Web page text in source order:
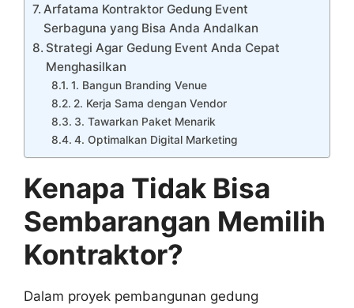
Arfatama Kontraktor Gedung Event
Serbaguna yang Bisa Anda Andalkan
Strategi Agar Gedung Event Anda Cepat
Menghasilkan
1. Bangun Branding Venue
2. Kerja Sama dengan Vendor
3. Tawarkan Paket Menarik
4. Optimalkan Digital Marketing
Kenapa Tidak Bisa
Sembarangan Memilih
Kontraktor?
Dalam proyek pembangunan gedung